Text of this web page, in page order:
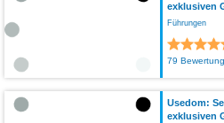
exklusiven
Führungen
79
Usedom:
exklusiven